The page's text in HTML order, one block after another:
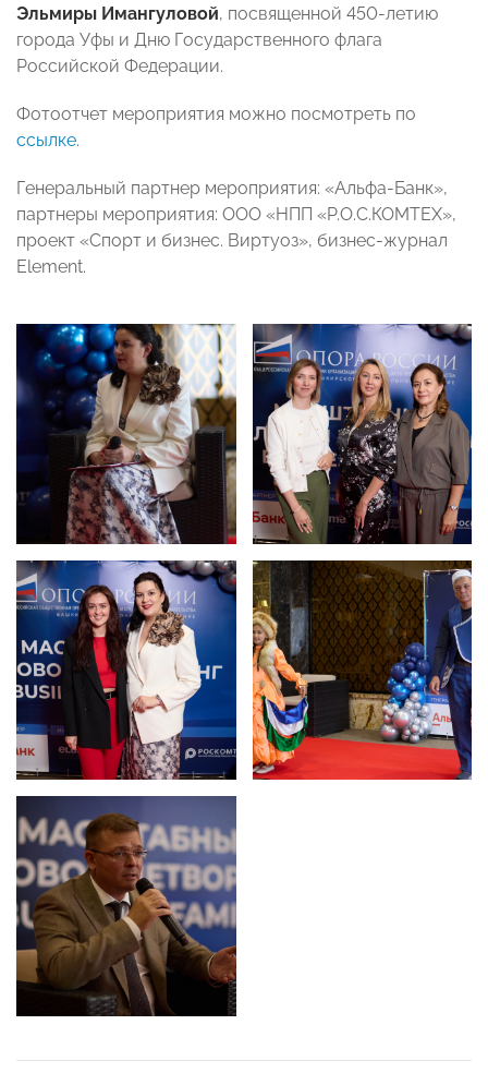
Эльмиры Имангуловой, посвященной 450-летию
города Уфы и Дню Государственного флага
Российской Федерации.
Фотоотчет мероприятия можно посмотреть по
ссылке.
Генеральный партнер мероприятия: «Альфа-Банк»,
партнеры мероприятия: ООО «НПП «Р.О.С.КОМТЕХ»,
проект «Спорт и бизнес. Виртуоз», бизнес-журнал
Element.